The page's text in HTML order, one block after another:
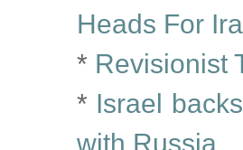
Heads For
* Revisionist
* Israel
with Russia